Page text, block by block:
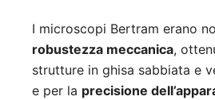
I microscopi Bertram erano
robustezza meccanica,
strutture in ghisa sabbiata e
e per la precisione